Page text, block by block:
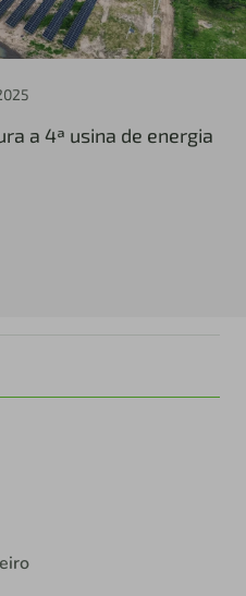
a 4ª usina de energia